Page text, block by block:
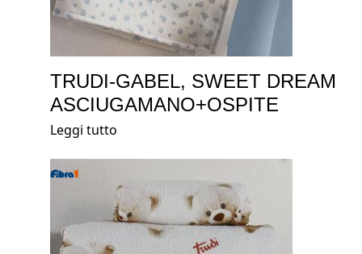
TRUDI-GABEL, SWEET DREAM
ASCIUGAMANO+OSPITE
Leggi tutto